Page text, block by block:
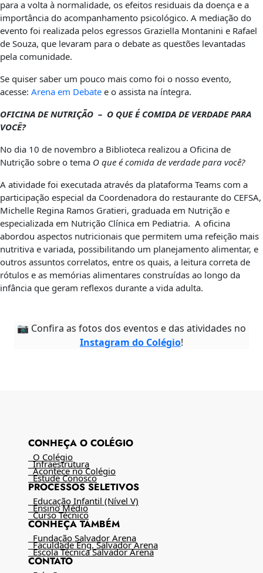
para a volta à normalidade, os efeitos residuais da doença e a
importância do acompanhamento psicológico. A mediação do
evento foi realizada pelos egressos Graziella Montanini e Rafael
de Souza, que levaram para o debate as questões levantadas
pela comunidade.
Se quiser saber um pouco mais como foi o nosso evento,
acesse: Arena em Debate e o assista na íntegra.
OFICINA DE NUTRIÇÃO – O QUE É COMIDA DE VERDADE PARA
VOCÊ?
No dia 10 de novembro a Biblioteca realizou a Oficina de
Nutrição sobre o tema O que é comida de verdade para você?
A atividade foi executada através da plataforma Teams com a
participação especial da Coordenadora do restaurante do CEFSA,
Michelle Regina Ramos Gratieri, graduada em Nutrição e
especializada em Nutrição Clínica em Pediatria. A oficina
abordou aspectos nutricionais que permitem uma refeição mais
nutritiva e variada, possibilitando um planejamento alimentar, e
outros assuntos correlatos, entre os quais, a leitura correta de
rótulos e as memórias alimentares construídas ao longo da
infância que geram reflexos durante a vida adulta.
📷 Confira as fotos dos eventos e das atividades no
Instagram do Colégio!
CONHEÇA O COLÉGIO
O Colégio
Infraestrutura
Acontece no Colégio
Estude Conosco
PROCESSOS SELETIVOS
Educação Infantil (Nível V)
Ensino Médio
Curso Técnico
CONHEÇA TAMBÉM
Fundação Salvador Arena
Faculdade Eng. Salvador Arena
Escola Técnica Salvador Arena
CONTATO